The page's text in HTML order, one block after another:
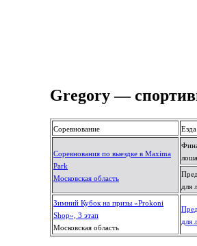
Gregory —
Соревнование Езда
Соревнования по выездке в Maxima
Park
Московская область
для
Зимний Кубок на призы «Prokoni
Shop», 3 этап
Московская область
для